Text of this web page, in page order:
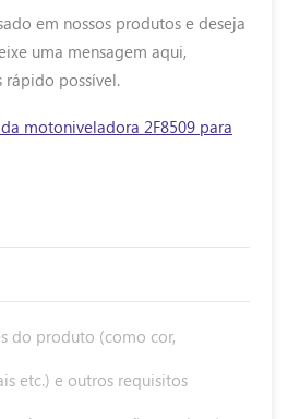
em nossos produtos e deseja
uma mensagem aqui,
rápido possível.
motoniveladora 2F8509 para